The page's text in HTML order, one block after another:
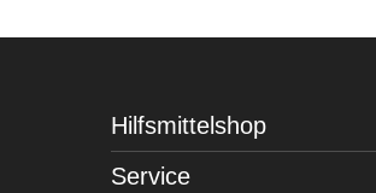
Hilfsmittelshop
Service